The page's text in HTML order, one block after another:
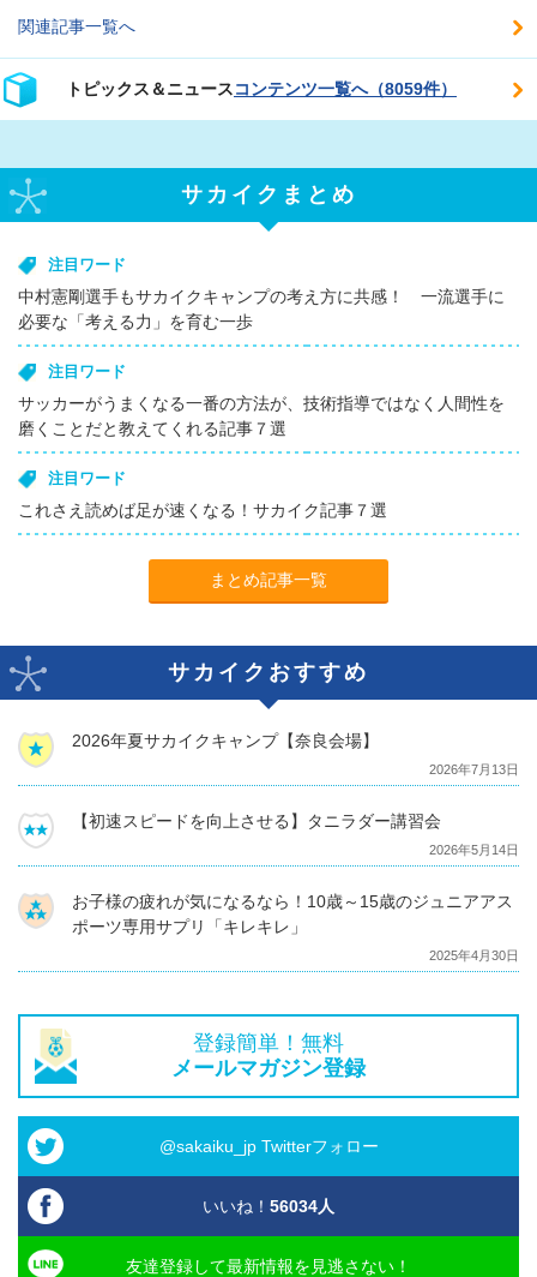
関連記事一覧へ
トピックス＆ニュースコンテンツ一覧へ（8059件）
サカイクまとめ
注目ワード
中村憲剛選手もサカイクキャンプの考え方に共感！ 一流選手に
必要な「考える力」を育む一歩
注目ワード
サッカーがうまくなる一番の方法が、技術指導ではなく人間性を
磨くことだと教えてくれる記事７選
注目ワード
これさえ読めば足が速くなる！サカイク記事７選
まとめ記事一覧
サカイクおすすめ
2026年夏サカイクキャンプ【奈良会場】
2026年7月13日
【初速スピードを向上させる】タニラダー講習会
2026年5月14日
お子様の疲れが気になるなら！10歳～15歳のジュニアアス
ポーツ専用サプリ「キレキレ」
2025年4月30日
登録簡単！無料
メールマガジン登録
@sakaiku_jp Twitterフォロー
いいね！ 56034人
友達登録して最新情報を見逃さない！